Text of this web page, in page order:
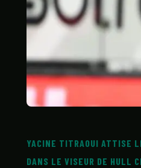
YACINE TITRAOUI ATTISE
DANS LE VISEUR DE HULL